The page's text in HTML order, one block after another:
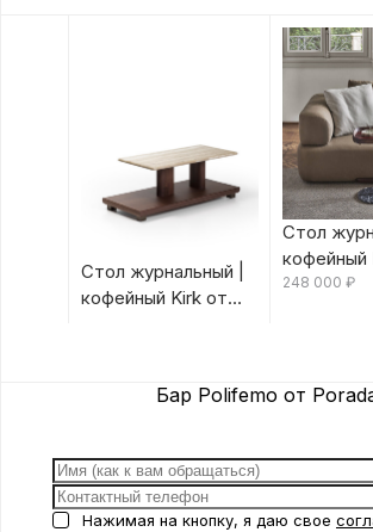
Стол журнальный |
кофейный Kirk от
Стол
кофейный
Canaletta/
248 000 ₽
Бар Polifemo от
Нажимая на кнопку, я даю свое